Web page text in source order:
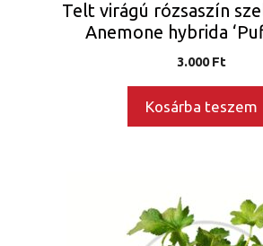
Telt virágú rózsaszín
Anemone hybrida
3.000Ft
Kosárba teszem